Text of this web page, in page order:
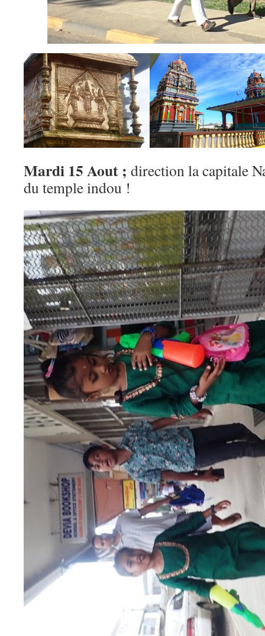
Mardi 15 Aout ; direction la capitale
du temple indou !